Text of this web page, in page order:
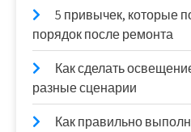
5 привычек, которые
порядок после ремонта
Как сделать
разные сценарии
Как правильно